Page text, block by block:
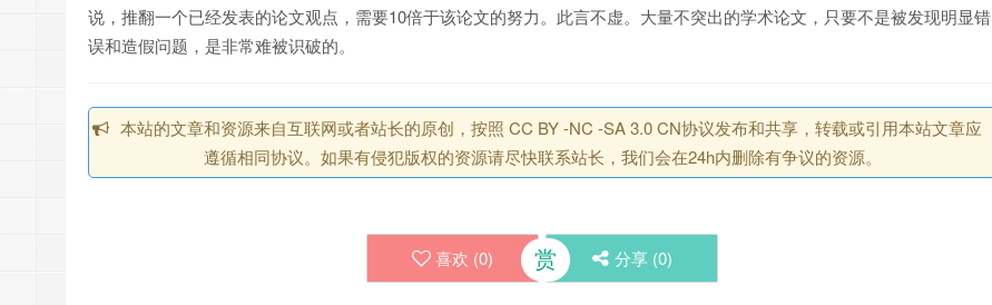
说，推翻一个已经发表的论文观点，需要10倍于该论文的努力。此言不虚。大量不突出的学术论文，只要不是被发现明显错
误和造假问题，是非常难被识破的。
本站的文章和资源来自互联网或者站长的原创，按照 CC BY -NC -SA 3.0 CN协议发布和共享，转载或引用本站文章应
遵循相同协议。如果有侵犯版权的资源请尽快联系站长，我们会在24h内删除有争议的资源。
喜欢 (0) 赏 分享 (0)